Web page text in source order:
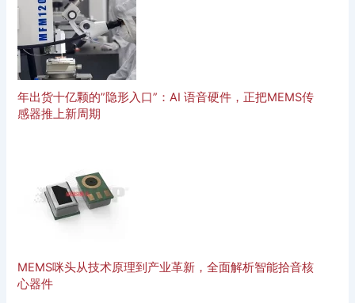
年出货十亿颗的”隐形入口”：AI 语音硬件，正把MEMS传
感器推上新周期
MEMS咪头从技术原理到产业革新，全面解析智能拾音核
心器件